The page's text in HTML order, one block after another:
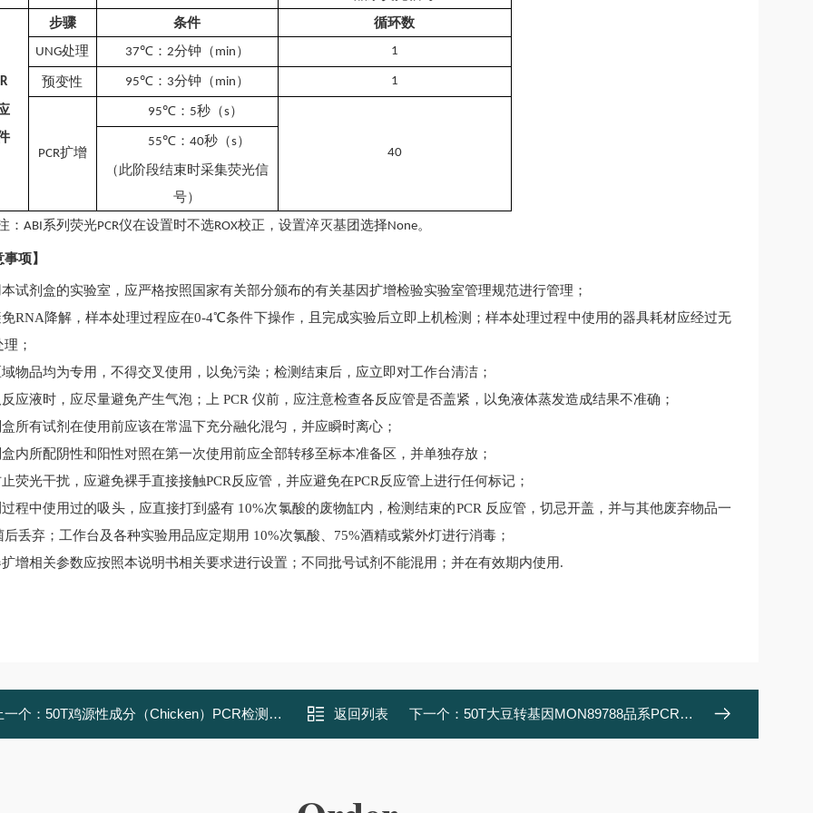
步骤 条件 循环数
UNG处理 37℃： 2分钟（ min ） 1
预变性 95℃： 3分钟（ min ） 1
PCR扩增
95℃： 5秒（s）
40
55℃： 40秒（s）
（此阶段结束时采集荧光信
号）
： ABI系列荧光PCR仪在设置时不选ROX校正，设置淬灭基团选择None。
项】
试剂盒的实验室，应严格按照国家有关部分颁布的有关基因扩增检验实验室管理规范进行管理；
RNA降解，样本处理过程应在0-4℃条件下操作，且完成实验后立即上机检测；样本处理过程中使用的器具耗材应经过无
；
物品均为专用，不得交叉使用，以免污染；检测结束后，应立即对工作台清洁；
应液时，应尽量避免产生气泡；上 PCR 仪前，应注意检查各反应管是否盖紧，以免液体蒸发造成结果不准确；
所有试剂在使用前应该在常温下充分融化混匀，并应瞬时离心；
内所配阴性和阳性对照在第一次使用前应全部转移至标本准备区，并单独存放；
荧光干扰，应避免裸手直接接触PCR反应管，并应避免在PCR反应管上进行任何标记；
程中使用过的吸头，应直接打到盛有 10%次氯酸的废物缸内，检测结束的PCR 反应管，切忌开盖，并与其他废弃物品一
后丢弃；工作台及各种实验用品应定期用 10%次氯酸、75%酒精或紫外灯进行消毒；
增相关参数应按照本说明书相关要求进行设置；不同批号试剂不能混用；并在有效期内使用.
一个： 50T鸡源性成分（Chicken）PCR检测试剂盒 返回列表 下一个： 50T大豆转基因MON89788品系PCR检测试剂盒